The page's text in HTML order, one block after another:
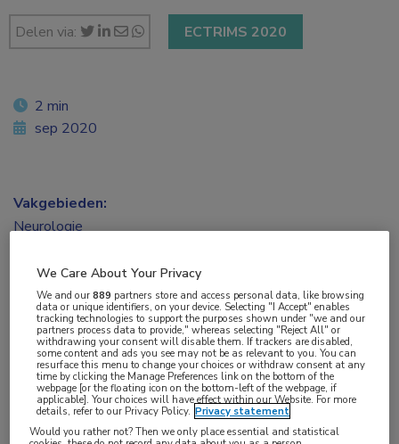
Delen via: ECTRIMS 2020
Bijgewerkte gegevens laten zien dat de kans op
2 min
sep 2020
Vakgebieden:
Neurologie
Aandachtsgebieden:
Multipele Sclerose
Tags:
fingolimod,PML
We Care About Your Privacy
We and our889 partners store and access personal data, like browsing
data or unique identifiers, on your device. Selecting "I Accept" enables
tracking technologies to support the purposes shown under "we and our
partners process data to provide," whereas selecting "Reject All" or
withdrawing your consent will disable them. If trackers are disabled,
some content and ads you see may not be as relevant to you. You can
resurface this menu to change your choices or withdraw consent at any
time by clicking the Manage Preferences link on the bottom of the
webpage [or the floating icon on the bottom-left of the webpage, if
applicable]. Your choices will have effect within our Website. For more
details, refer to our Privacy Policy. Privacy statement
Would you rather not? Then we only place essential and statistical